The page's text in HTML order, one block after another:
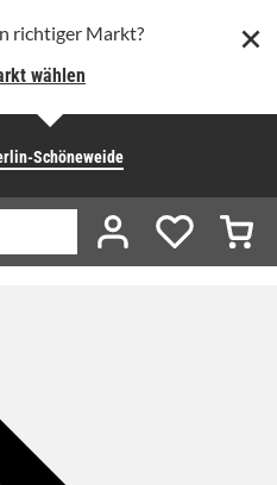
richtiger Markt?
wählen
Schöneweide